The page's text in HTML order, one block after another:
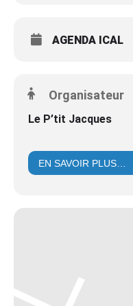
AGENDA ICAL
Organisateur
Le P’tit Jacques
EN SAVOIR PLUS…